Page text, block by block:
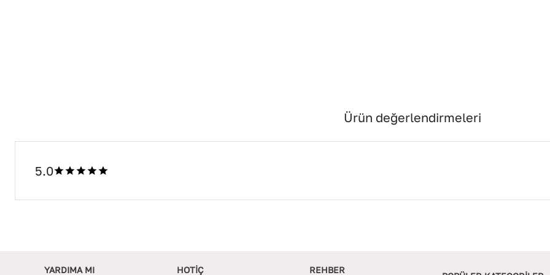
Ürün değerlendirmeleri
5.0
YARDIMA MI HOTİÇ REHBER